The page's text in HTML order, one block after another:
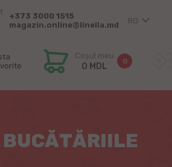
+373 3000 1515
magazin.online@linella.md
RO
Coșul meu
0 MDL 0